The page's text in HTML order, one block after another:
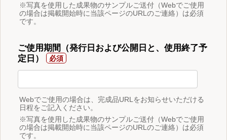
※写真を使用した成果物のサンプルご送付（Webでご使用
の場合は掲載開始時に当該ページのURLのご連絡）は必須
です。
ご使用期間（発行日および公開日と、使用終了予
定日）
Webでご使用の場合は、完成品URLをお知らせいただける
日程をご記入ください。
※写真を使用した成果物のサンプルご送付（Webでご使用
の場合は掲載開始時に当該ページのURLのご連絡）は必須
です。